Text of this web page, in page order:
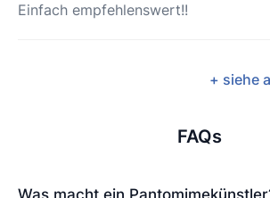
Einfach empfehlenswert!!
+ siehe
FAQs
Was macht ein